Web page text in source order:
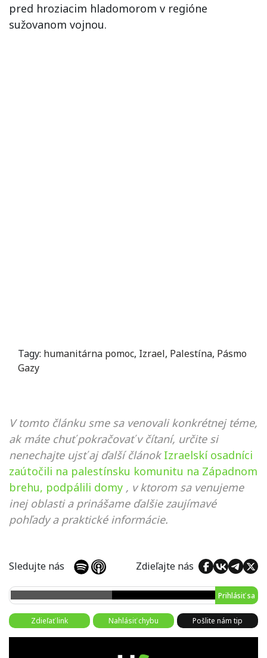
pred hroziacim hladomorom v regióne
sužovanom vojnou.
Tagy: humanitárna pomoc, Izrael, Palestína, Pásmo
Gazy
V tomto článku sme sa venovali konkrétnej téme,
ak máte chuť pokračovať v čítaní, určite si
nenechajte ujsť aj ďalší článok Izraelskí osadníci
zaútočili na palestínsku komunitu na Západnom
brehu, podpálili domy , v ktorom sa venujeme
inej oblasti a prinášame ďalšie zaujímavé
pohľady a praktické informácie.
Sledujte nás Zdieľajte nás
Prihlásiť sa
Zdieľať link Nahlásiť chybu Pošlite nám tip